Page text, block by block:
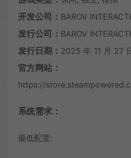
开发公司： BAROV
发行公司： BAROV
发行日期： 2025 年 11 月 27
官方网站：
https://
系统需求：
最低配置: